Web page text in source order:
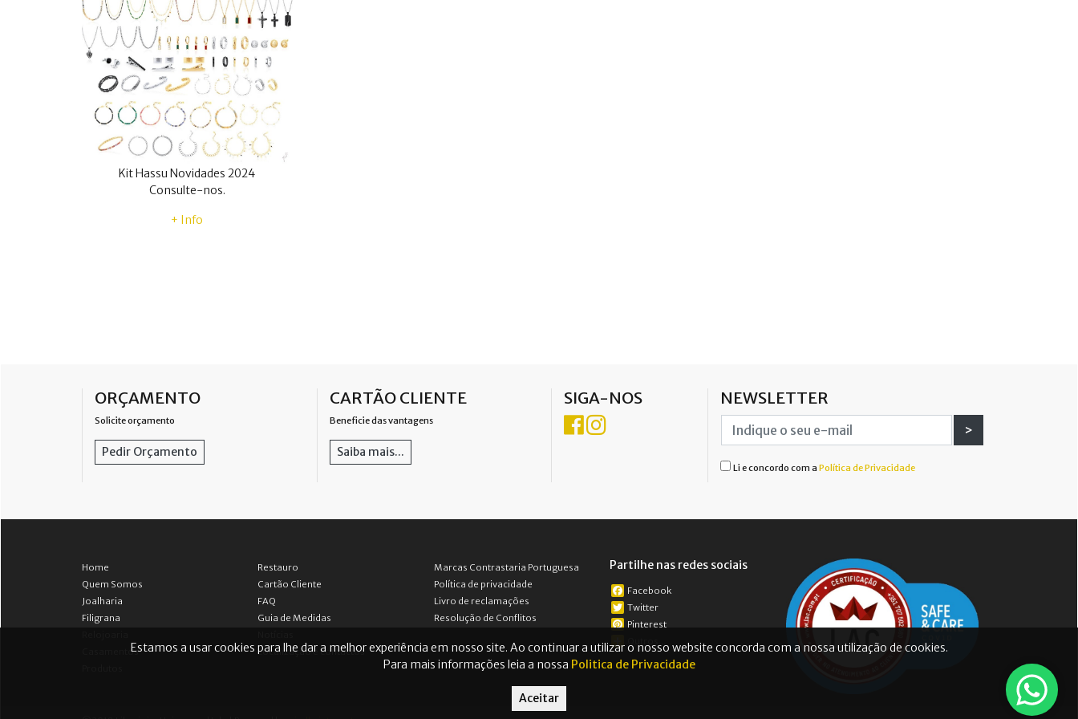
Kit Hassu Novidades 2024
Consulte-nos.
+ Info
Estamos a usar cookies para lhe dar a melhor experiência em nosso site. Ao continuar a utilizar o nosso website concorda com a nossa utilização de cookies.
Para mais informações leia a nossa Politica de Privacidade
Aceitar
ORÇAMENTO
Solicite orçamento
Pedir Orçamento
CARTÃO CLIENTE
Beneficie das vantagens
Saiba mais...
SIGA-NOS NEWSLETTER
>
Li e concordo com a Política de Privacidade
Home
Quem Somos
Joalharia
Filigrana
Casamentos
Restauro
Cartão Cliente
FAQ
Guia de Medidas
Localização e contactos
Marcas Contrastaria Portuguesa
Política de privacidade
Livro de reclamações
Resolução de Conflitos
Partilhe nas redes sociais
Facebook
Twitter
Pinterest